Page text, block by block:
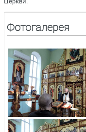
Фотогалерея